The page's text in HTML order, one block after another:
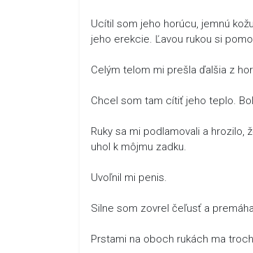
Ucítil som jeho horúcu, jemnú
jeho erekcie. Ľavou rukou si
Celým telom mi prešla ďalšia z
Chcel som tam cítiť jeho teplo.
Ruky sa mi podlamovali a
uhol k môjmu zadku.
Uvoľnil mi penis.
Silne som zovrel čeľusť a
Prstami na oboch rukách ma